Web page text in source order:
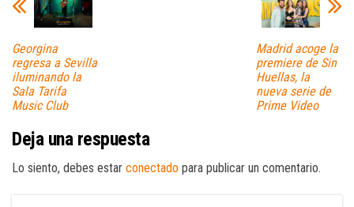
Georgina
regresa a Sevilla
iluminando la
Sala Tarifa
Music Club
Madrid acoge la
premiere de Sin
Huellas, la
nueva serie de
Prime Video
Deja una respuesta
Lo siento, debes estar conectado para publicar un comentario.